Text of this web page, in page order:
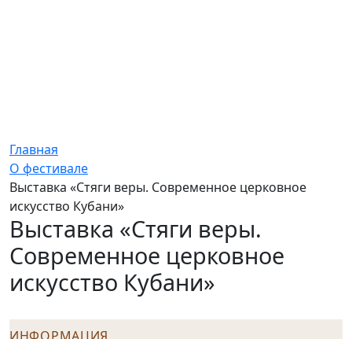
Главная
О фестивале
Выставка «Стяги веры. Современное церковное
искусство Кубани»
Выставка «Стяги веры.
Современное церковное
искусство Кубани»